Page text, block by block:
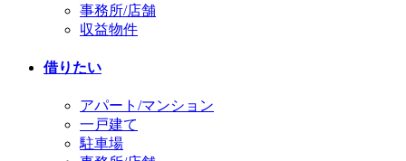
事務所/店舗
収益物件
借りたい
アパート/マンション
一戸建て
駐車場